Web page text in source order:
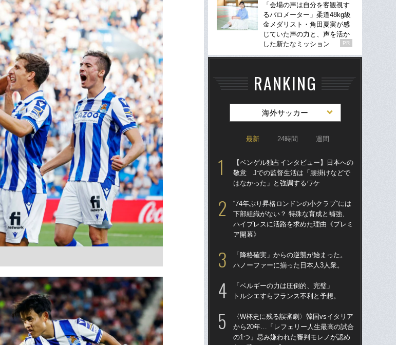
「会場の声は自分を客観視す
るバロメーター」柔道48kg級
金メダリスト・角田夏実が感
じていた声の力と、声を活か
した新たなミッション
PR
RANKING
海外サッカー
最新 24時間 週間
【ベンゲル独占インタビュー】日本への
敬意 Jでの監督生活は「腰掛けなどで
はなかった」と強調するワケ
“74年ぶり昇格ロンドンの小クラブ”には
下部組織がない？ 特殊な育成と補強、
ハイプレスに活路を求めた理由《プレミ
ア開幕》
「降格確実」からの逆襲が始まった。
ハノーファーに揃った日本人3人衆。
「ベルギーの力は圧倒的、完璧」
トルシエすらフランス不利と予想。
〈W杯史に残る誤審劇〉韓国vsイタリア
から20年…「レフェリー人生最高の試合
の1つ」忌み嫌われた審判モレノが認め